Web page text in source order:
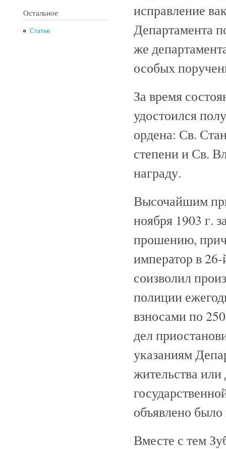
Остальное
Статьи
исправление
Департамента
же
особых
За время
удостоился
ордена: Св.
степени и Св.
награду.
Высочайшим
ноября 1903 г.
прошению,
император в
соизволил
полиции
взносами по
дел
указаниям
жительства или
объявлено
Вместе с тем